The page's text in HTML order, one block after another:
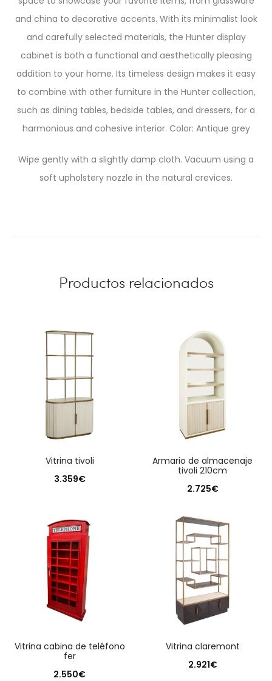
and china to decorative accents. With its minimalist look
and carefully selected materials, the Hunter display
cabinet is both a functional and aesthetically pleasing
addition to your home. Its timeless design makes it easy
to combine with other furniture in the Hunter collection,
such as dining tables, bedside tables, and dressers, for a
harmonious and cohesive interior. Color: Antique grey
Wipe gently with a slightly damp cloth. Vacuum using a
soft upholstery nozzle in the natural crevices.
Productos relacionados
vitrina tivoli
3.359€
armario de almacenaje
tivoli 210cm
2.725€
vitrina cabina de teléfono
fer
2.550€
vitrina claremont
2.921€